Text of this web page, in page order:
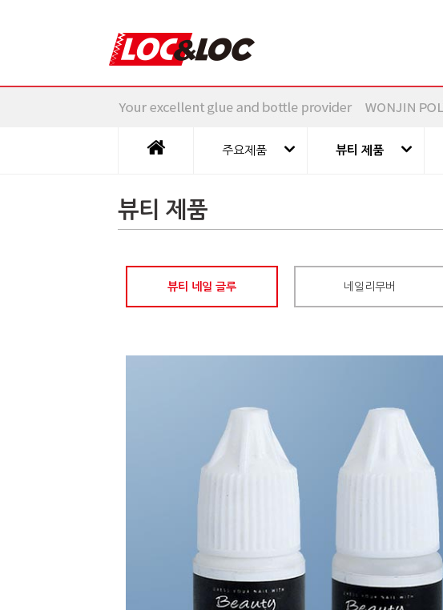
주요제품 뷰티 제품
뷰티 제품
뷰티 네일 글루 네일리무버